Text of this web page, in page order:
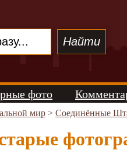
фото
мир > Соединённые